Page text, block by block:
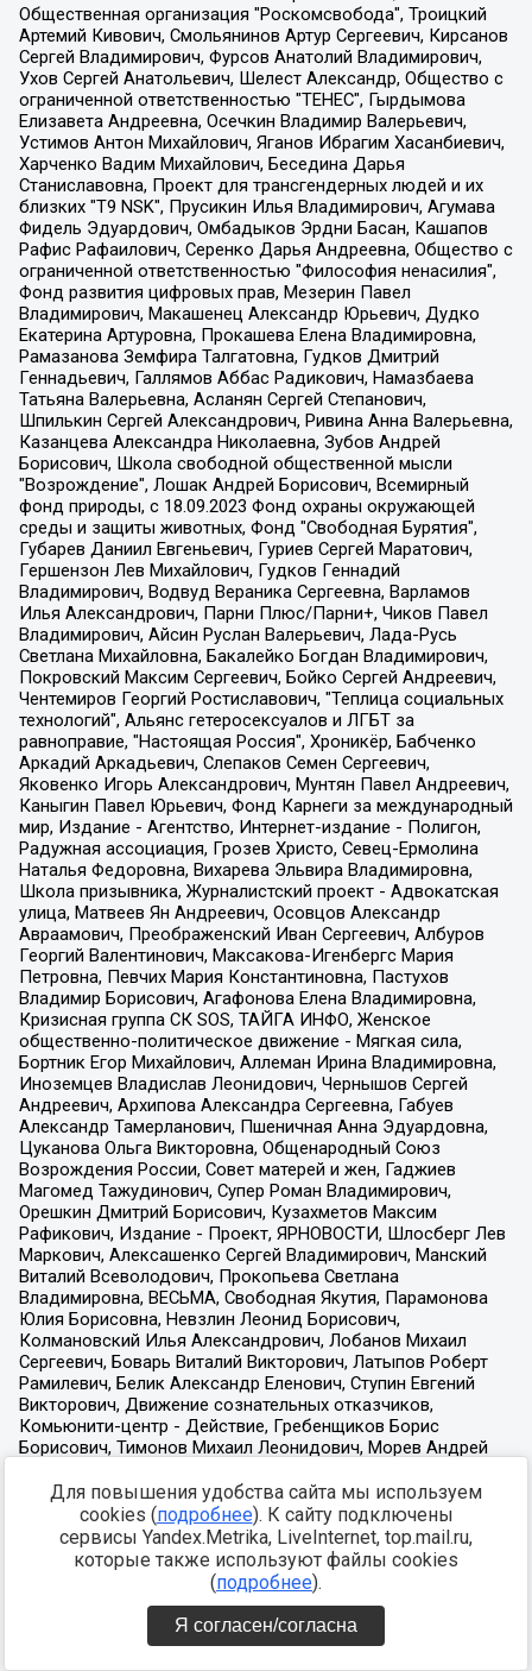
Для повышения удобства сайта мы используем
cookies (подробнее). К сайту подключены
сервисы Yandex.Metrika, LiveInternet, top.mail.ru,
которые также используют файлы cookies
(подробнее).
Я согласен/согласна